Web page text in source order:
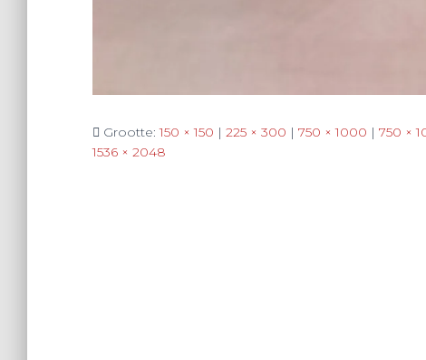
Grootte:150 × 150 | 225 × 300 | 750 × 1000 | 750 ×
1536 × 2048